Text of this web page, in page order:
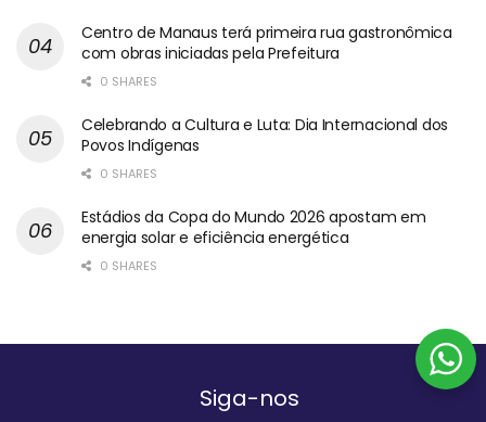
Centro de Manaus terá primeira rua gastronômica
com obras iniciadas pela Prefeitura
0 SHARES
Celebrando a Cultura e Luta: Dia Internacional dos
Povos Indígenas
0 SHARES
Estádios da Copa do Mundo 2026 apostam em
energia solar e eficiência energética
0 SHARES
Siga-nos